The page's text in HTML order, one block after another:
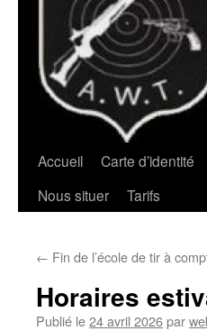
Accueil Carte d’identité
Nous situer
Tarifs
← Fin de l’école de tir à
Horaires
Publié le24 avril 2026par